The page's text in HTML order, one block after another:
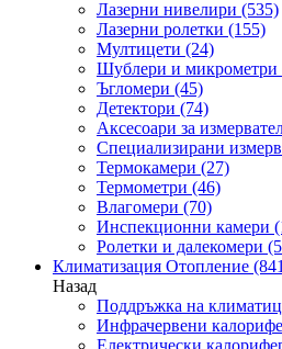
Лазерни нивелири (535)
Лазерни ролетки (155)
Мултицети (24)
Шублери и микрометри
Ъгломери (45)
Детектори (74)
Аксесоари за
Специализирани
Термокамери (27)
Термометри (46)
Влагомери (70)
Инспекционни камери
Ролетки и далекомери
Климатизация Отопление
Назад
Поддръжка на
Инфрачервени
Електрически